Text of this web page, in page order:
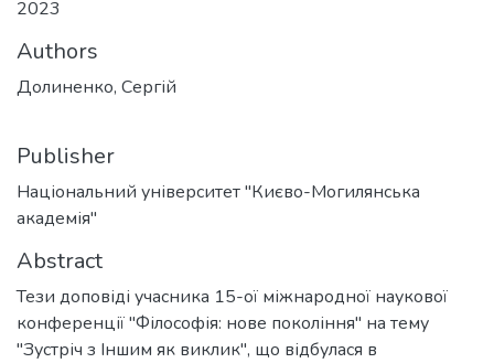
2023
Authors
Долиненко, Сергій
Publisher
Національний університет "Києво-Могилянська
академія"
Abstract
Тези доповіді учасника 15-ої міжнародної наукової
конференції "Філософія: нове покоління" на тему
"Зустріч з Іншим як виклик", що відбулася в